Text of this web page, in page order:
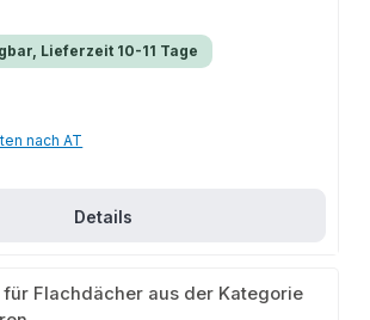
Lieferzeit 10-11 Tage
nach AT
Details